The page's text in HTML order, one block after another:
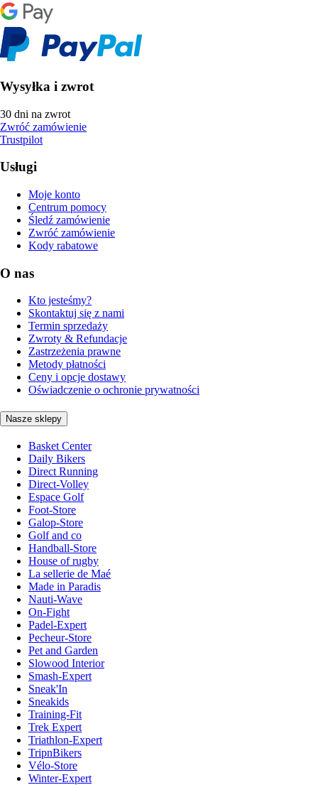
Wysyłka i zwrot
30 dni na zwrot
Zwróć zamówienie
Trustpilot
Usługi
Moje konto
Centrum pomocy
Śledź zamówienie
Zwróć zamówienie
Kody rabatowe
O nas
Kto jesteśmy?
Skontaktuj się z nami
Termin sprzedaży
Zwroty & Refundacje
Zastrzeżenia prawne
Metody płatności
Ceny i opcje dostawy
Oświadczenie o ochronie prywatności
Nasze sklepy
Basket Center
Daily Bikers
Direct Running
Direct-Volley
Espace Golf
Foot-Store
Galop-Store
Golf and co
Handball-Store
House of rugby
La sellerie de Maé
Made in Paradis
Nauti-Wave
On-Fight
Padel-Expert
Pecheur-Store
Pet and Garden
Slowood Interior
Smash-Expert
Sneak'In
Sneakids
Training-Fit
Trek Expert
Triathlon-Expert
TripnBikers
Vélo-Store
Winter-Expert